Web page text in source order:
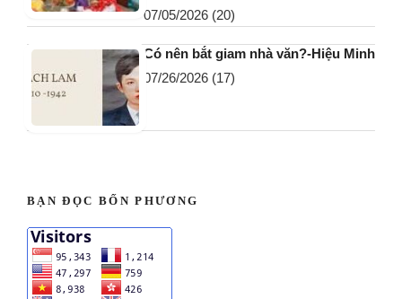
07/05/2026 (20)
Có nên bắt giam nhà văn?-Hiệu Minh
07/26/2026 (17)
BẠN ĐỌC BỐN PHƯƠNG